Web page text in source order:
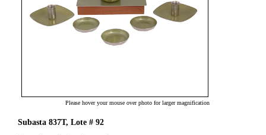
Please hover your mouse over photo for larger magnification
Subasta 837T, Lote # 92